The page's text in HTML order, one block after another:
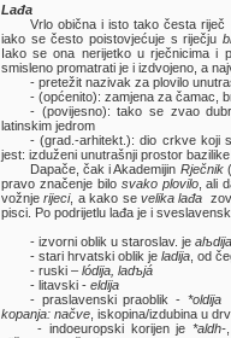
Lađa
Vrlo obična i isto tako česta riječ
iako se često poistovjećuje s riječju
Iako se ona nerijetko u rječnicima i
smisleno promatrati je i izdvojeno, a
- pretežit nazivak za plovilo
- (općenito): zamjena za čamac,
- (povijesno): tako se zvao
latinskim jedrom
- (grad.-arhitekt.): dio crkve koji
jest: izduženi unutrašnji prostor
Dapače, čak i Akademijin Rječnik
pravo značenje bilo svako plovilo, ali
vožnjerijeci, a kako sevelika lađa
pisci. Po podrijetlu lađa je i
- izvorni oblik u staroslav. je alъdija
- stari hrvatski oblik je ladija , od
- ruski – lódija, ladъjá
- litavski - eldija
- praslavenski praoblik - *oldija
kopanja: načve , iskopina/izdubina u
- indoeuropski korijen je*aldh-